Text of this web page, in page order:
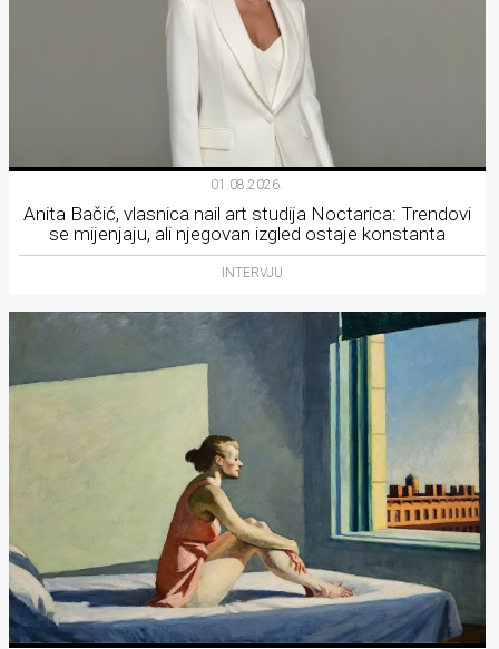
01.08.2026.
Anita Bačić, vlasnica nail art studija Noctarica: Trendovi
se mijenjaju, ali njegovan izgled ostaje konstanta
INTERVJU